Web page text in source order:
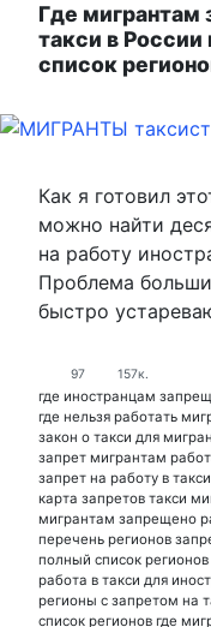
Где мигрантам
такси в
список
Как я готовил
можно найти
на работу
Проблема
быстро
97 157к.
где иностранцам
где нельзя работать
закон о такси для
запрет мигрантам
запрет на работу в
карта запретов такси
мигрантам запрещено
перечень регионов
полный список
работа в такси для
регионы с запретом на
список регионов где